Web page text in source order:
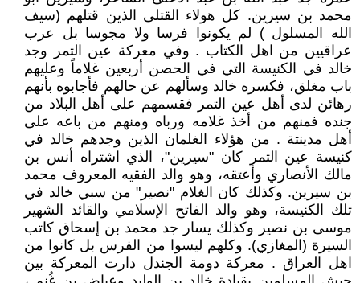
محمد بن سيرين. كل هولاء القتلى الذين قتلهم (سيف
الله المسلول ) لم يكونوا فرسا ولا مجوسا بل عرب
عراقيين من اهل الكتاب . وفي معركة عين التمر وجد
خالد في الكنيسة التي في الحصن أربعين غلاماً وعليهم
باب مغلق، فكسره خالد وسألهم عن حالهم فأجابوه بأنهم
رهائن لدى أهل عين التمر فقسمهم على أهل البلاد من
جنده فمنهم من أخذ غلامه ورباه ومنهم من باعه على
أهل مدينتة . من هؤلاء الغلمان الذين وجدهم خالد في
كنيسة عين التمر كان "سيرين"، الذي اشتراه أنس بن
مالك الأنصاري وأعتقه، وهو والد الفقيه المعروف محمد
بن سيرين. وكذلك كان الغلام "نصير" من سبي خالد في
تلك الكنيسة، وهو والد الفاتح الإسلامي والقائد الشهير
موسى بن نصير وكذلك يسار جد محمد بن إسحاق كاتب
السيرة (المغازي). وكلهم ليسوا من الفرس بل كانوا من
اهل العراق . معركة دومة الجندل دارت المعركة بين